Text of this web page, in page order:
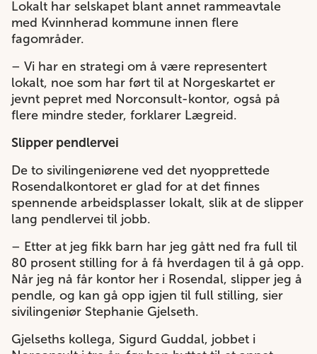
Lokalt har selskapet blant annet rammeavtale
med Kvinnherad kommune innen flere
fagområder.
– Vi har en strategi om å være representert
lokalt, noe som har ført til at Norgeskartet er
jevnt pepret med Norconsult-kontor, også på
flere mindre steder, forklarer Lægreid.
Slipper pendlervei
De to sivilingeniørene ved det nyopprettede
Rosendalkontoret er glad for at det finnes
spennende arbeidsplasser lokalt, slik at de slipper
lang pendlervei til jobb.
– Etter at jeg fikk barn har jeg gått ned fra full til
80 prosent stilling for å få hverdagen til å gå opp.
Når jeg nå får kontor her i Rosendal, slipper jeg å
pendle, og kan gå opp igjen til full stilling, sier
sivilingeniør Stephanie Gjelseth.
Gjelseths kollega, Sigurd Guddal, jobbet i